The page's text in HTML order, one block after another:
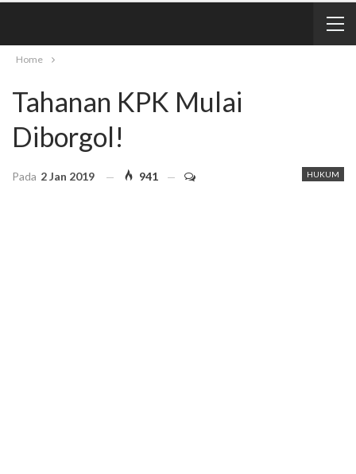
Home
Tahanan KPK Mulai
Diborgol!
HUKUM
Pada 2 Jan 2019 941